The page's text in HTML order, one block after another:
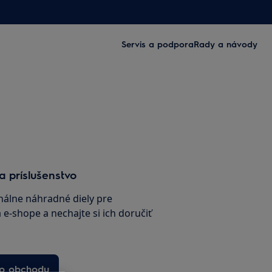
Servis a podporaRady a návody
príslušenstvo
náhradné diely pre
shope a nechajte si ich doručiť
obchodu